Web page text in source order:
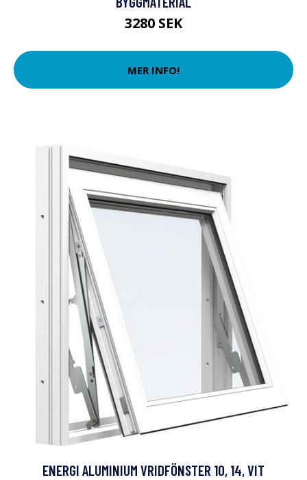
3280 SEK
MER INFO!
ENERGI ALUMINIUM VRIDFÖNSTER 10, 14, VIT